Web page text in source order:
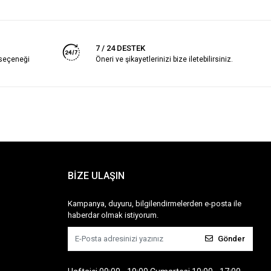
7 / 24 DESTEK
Öneri ve şikayetlerinizi bize iletebilirsiniz.
BİZE ULAŞIN
Kampanya, duyuru, bilgilendirmelerden e-posta ile
haberdar olmak istiyorum.
Gönder